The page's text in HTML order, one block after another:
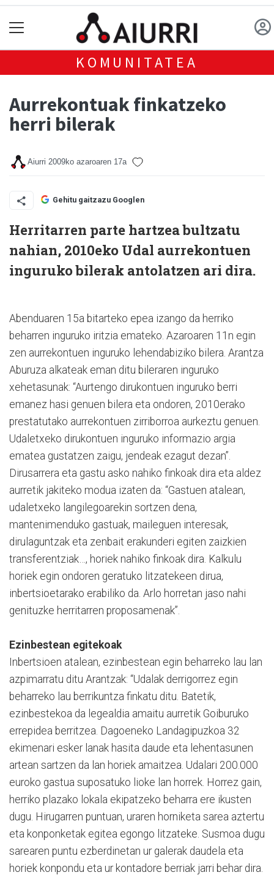
KOMUNITATEA
Aurrekontuak finkatzeko
herri bilerak
Aiurri 2009ko azaroaren 17a
Gehitu gaitzazu Googlen
Herritarren parte hartzea bultzatu
nahian, 2010eko Udal aurrekontuen
inguruko bilerak antolatzen ari dira.
Abenduaren 15a bitarteko epea izango da herriko
beharren inguruko iritzia emateko. Azaroaren 11n egin
zen aurrekontuen inguruko lehendabiziko bilera. Arantza
Aburuza alkateak eman ditu bileraren inguruko
xehetasunak: “Aurtengo dirukontuen inguruko berri
emanez hasi genuen bilera eta ondoren, 2010erako
prestatutako aurrekontuen zirriborroa aurkeztu genuen.
Udaletxeko dirukontuen inguruko informazio argia
ematea gustatzen zaigu, jendeak ezagut dezan”.
Dirusarrera eta gastu asko nahiko finkoak dira eta aldez
aurretik jakiteko modua izaten da: “Gastuen atalean,
udaletxeko langilegoarekin sortzen dena,
mantenimenduko gastuak, maileguen interesak,
dirulaguntzak eta zenbait erakunderi egiten zaizkien
transferentziak…, horiek nahiko finkoak dira. Kalkulu
horiek egin ondoren geratuko litzatekeen dirua,
inbertsioetarako erabiliko da. Arlo horretan jaso nahi
genituzke herritarren proposamenak”.
Ezinbestean egitekoak
Inbertsioen atalean, ezinbestean egin beharreko lau lan
azpimarratu ditu Arantzak: “Udalak derrigorrez egin
beharreko lau berrikuntza finkatu ditu. Batetik,
ezinbestekoa da legealdia amaitu aurretik Goiburuko
errepidea berritzea. Dagoeneko Landagipuzkoa 32
ekimenari esker lanak hasita daude eta lehentasunen
artean sartzen da lan horiek amaitzea. Udalari 200.000
euroko gastua suposatuko lioke lan horrek. Horrez gain,
herriko plazako lokala ekipatzeko beharra ere ikusten
dugu. Hirugarren puntuan, uraren horniketa sarea aztertu
eta konponketak egitea egongo litzateke. Susmoa dugu
sarearen puntu ezberdinetan ur galerak daudela eta
horiek konpondu eta ur kontadore berriak jarri behar dira.